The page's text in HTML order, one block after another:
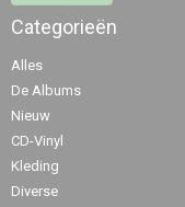
Categorieën
Alles
De Albums
Nieuw
CD-Vinyl
Kleding
Diverse